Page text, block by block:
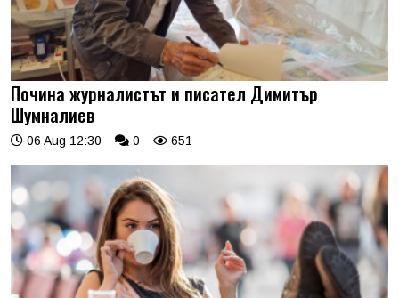
Почина журналистът и писател Димитър
Шумналиев
06 Aug 12:30 0 651